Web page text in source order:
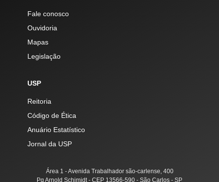
Fale conosco
Ouvidoria
Mapas
Legislação
USP
Reitoria
Código de Ética
Anuário Estatístico
Jornal da USP
Área 1 - Avenida Trabalhador são-carlense, 400
Pq Arnold Schimidt - CEP 13566-590 - São Carlos - SP